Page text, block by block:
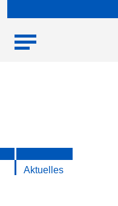
Skip
content
Aktuelles